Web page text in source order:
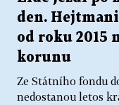
den.
od roku 2015
korunu
Ze Státního fondu
nedostanou letos